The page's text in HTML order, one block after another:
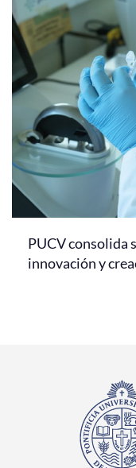
PUCV consolida
innovación y